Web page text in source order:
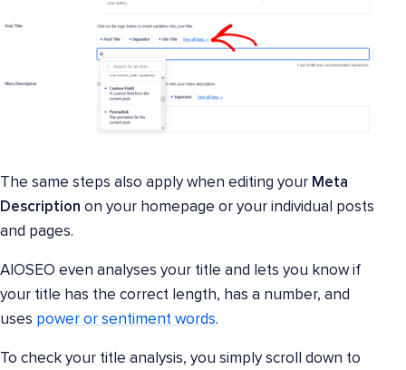
The same steps also apply when editing your Meta
Description on your homepage or your individual posts
and pages.
AIOSEO even analyses your title and lets you know if
your title has the correct length, has a number, and
uses power or sentiment words.
To check your title analysis, you simply scroll down to